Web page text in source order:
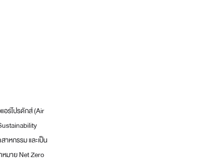
อร์โปรดักส์ (Air
หกรรม และเป็น
หมาย Net Zero